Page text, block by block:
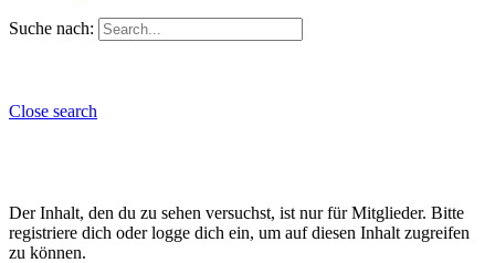
Suche nach:
Close search
Der Inhalt, den du zu sehen versuchst, ist nur für Mitglieder. Bitte
registriere dich oder logge dich ein, um auf diesen Inhalt zugreifen
zu können.